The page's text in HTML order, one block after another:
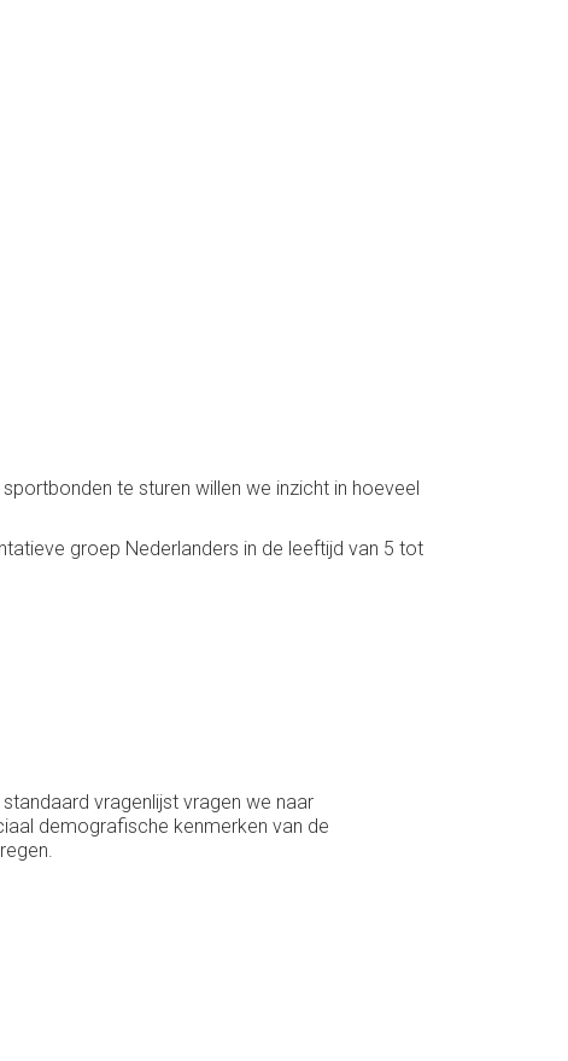
te sturen willen we inzicht in hoeveel
groep Nederlanders in de leeftijd van 5 tot
vragenlijst vragen we naar
demografische kenmerken van de